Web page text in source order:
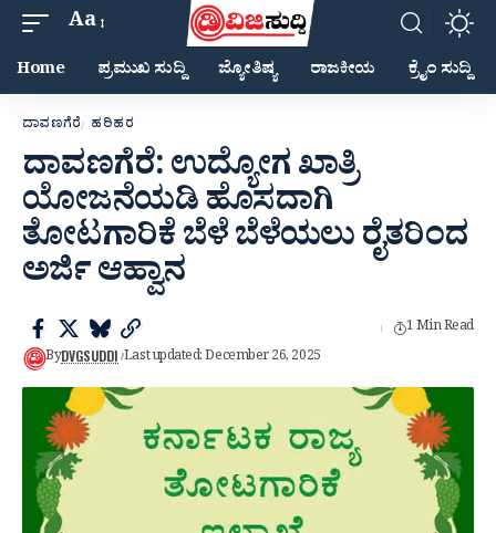
Aa
Home ಪ್ರಮುಖ ಸುದ್ದಿ ಜ್ಯೋತಿಷ್ಯ ರಾಜಕೀಯ ಕ್ರೈಂ ಸುದ್ದಿ
ದಾವಣಗೆರೆ ಹರಿಹರ
ದಾವಣಗೆರೆ: ಉದ್ಯೋಗ ಖಾತ್ರಿ
ಯೋಜನೆಯಡಿ ಹೊಸದಾಗಿ
ತೋಟಗಾರಿಕೆ ಬೆಳೆ ಬೆಳೆಯಲು ರೈತರಿಂದ
ಅರ್ಜಿ ಆಹ್ವಾನ
ByDVGSUDDI Last updated: December 26, 2025
1 Min Read